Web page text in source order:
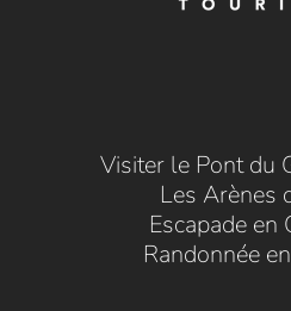
Visiter le Pont du
Les Arènes
Escapade en
Randonnée